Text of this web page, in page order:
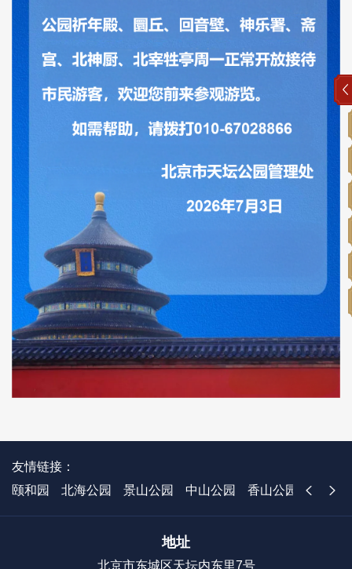
友情链接：
颐和园
北海公园 景山公园 中山公园 香山公园 国家植
地址
北京市东城区天坛内东里7号